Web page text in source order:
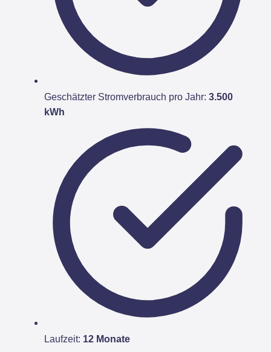
Geschätzter Stromverbrauch pro Jahr: 3.500
kWh
Laufzeit: 12 Monate